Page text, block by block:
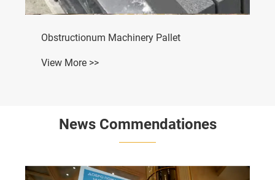
Obstructionum Machinery Pallet
View More >>
News Commendationes